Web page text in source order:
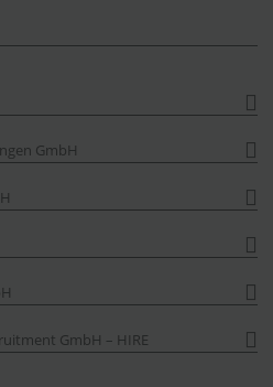
GmbH
GmbH – HIRE